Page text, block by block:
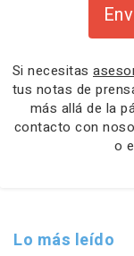
Si necesitas
tus notas de
más allá de la
contacto con
o
Lo más leído